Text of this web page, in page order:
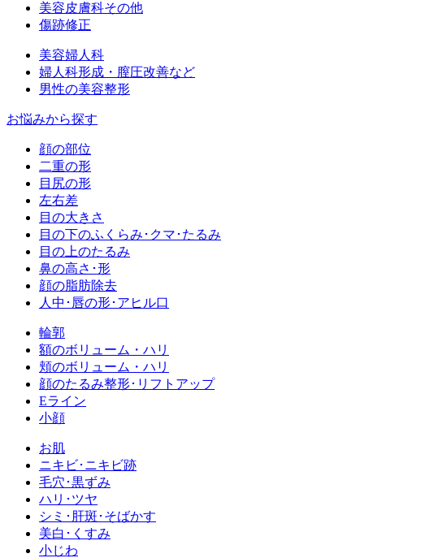
美容皮膚科その他
傷跡修正
美容婦人科
婦人科形成・膣圧改善など
男性の美容整形
お悩みから探す
顔の部位
二重の形
目尻の形
左右差
目の大きさ
目の下のふくらみ･クマ･たるみ
目の上のたるみ
鼻の高さ･形
顔の脂肪除去
人中･唇の形･アヒル口
輪郭
額のボリューム・ハリ
頬のボリューム・ハリ
顔のたるみ整形･リフトアップ
Eライン
小顔
お肌
ニキビ･ニキビ跡
毛穴･黒ずみ
ハリ･ツヤ
シミ･肝斑･そばかす
美白･くすみ
小じわ